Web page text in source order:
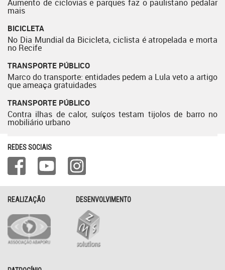
Aumento de ciclovias e parques faz o paulistano pedalar
mais
BICICLETA
No Dia Mundial da Bicicleta, ciclista é atropelada e morta
no Recife
TRANSPORTE PÚBLICO
Marco do transporte: entidades pedem a Lula veto a artigo
que ameaça gratuidades
TRANSPORTE PÚBLICO
Contra ilhas de calor, suíços testam tijolos de barro no
mobiliário urbano
REDES SOCIAIS
REALIZAÇÃO DESENVOLVIMENTO